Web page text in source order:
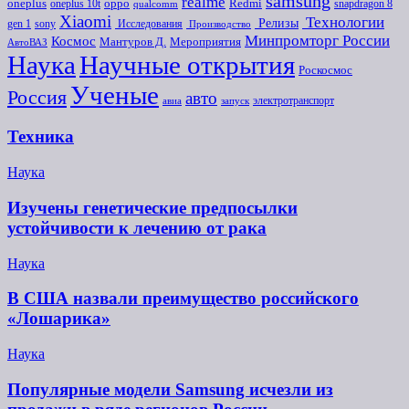
oneplus oneplus 10t oppo qualcomm Redmi
snapdragon 8
gen 1 sony Xiaomi Исследования Производство Релизы Технологии
АвтоВАЗ Космос Мантуров Д. Мероприятия Минпромторг России
НаукаНаучные открытия Роскосмос
Россия Ученые авиа авто запуск электротранспорт
Техника
Наука
Изучены генетические предпосылки
устойчивости к лечению от рака
Наука
В США назвали преимущество российского
«Лошарика»
Наука
Популярные модели Samsung исчезли из